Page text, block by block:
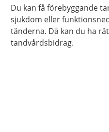
Du kan få förebyggande
sjukdom eller
tänderna. Då kan du ha
tandvårdsbidrag.